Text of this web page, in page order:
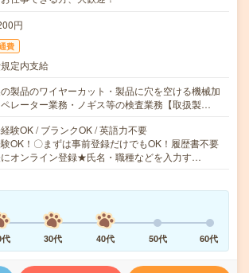
円
費
定内支給
の製品のワイヤーカット・製品に穴を空ける機械加
レーター業務・ノギス等の検査業務【取扱製…
験OK / ブランクOK / 英語力不要
OK！〇まずは事前登録だけでもOK！履歴書不要
オンライン登録★氏名・職種などを入力す…
30代 40代 50代 60代